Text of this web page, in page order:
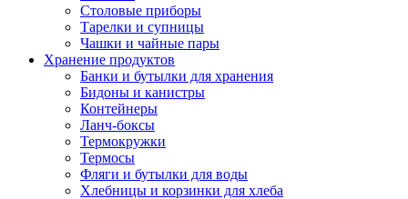
Столовые приборы
Тарелки и супницы
Чашки и чайные пары
Хранение продуктов
Банки и бутылки для хранения
Бидоны и канистры
Контейнеры
Ланч-боксы
Термокружки
Термосы
Фляги и бутылки для воды
Хлебницы и корзинки для хлеба